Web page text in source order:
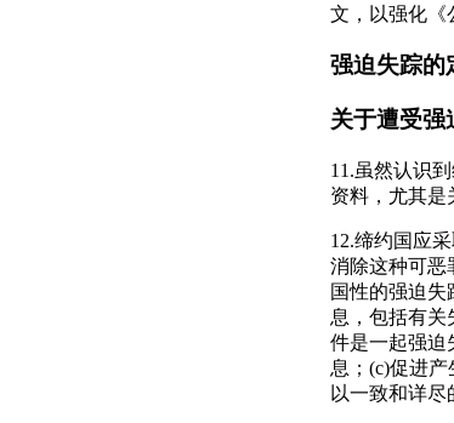
文，以强化《
强迫失踪的
关于遭受强
11.虽然认识
资料，尤其是
12.缔约国应
消除这种可恶
国性的强迫
息，包括有关
件是一起强迫
息；(c)促进
以一致和详尽